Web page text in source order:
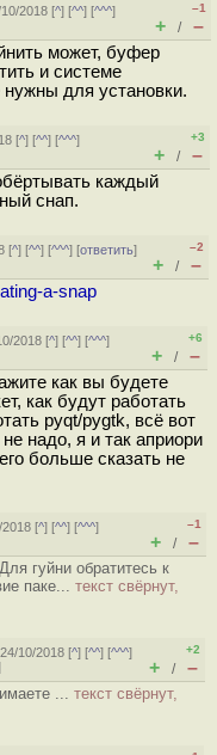
2018 [^] [^^] [^^^]
–1
+ / –
может, буфер
и системе
для установки.
[^] [^^] [^^^]
+3
+ / –
каждый
снап.
[^] [^^] [^^^] [ответить]
–2
+ / –
a-snap
2018 [^] [^^] [^^^]
+6
+ / –
как вы будете
как будут работать
pyqt/pygtk, всё вот
надо, я и так априори
больше сказать не
[^] [^^] [^^^]
–1
+ / –
гуйни обратитесь к
паке... текст свёрнут,
10/2018 [^] [^^] [^^^]
+2
+ / –
... текст свёрнут,